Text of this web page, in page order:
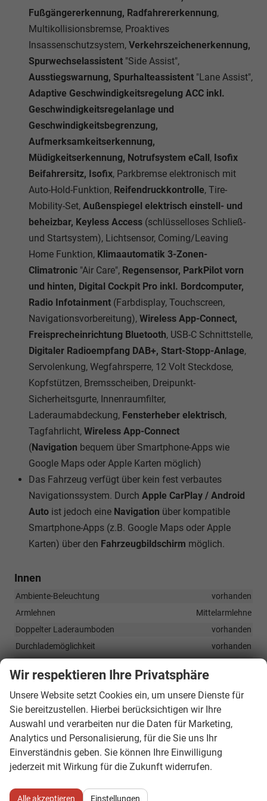
Fußgängererkennung, Radfahrererkennung,
Multikollisionsbremse, Proaktives
Insassenschutzsystem, Verkehrszeichenerkennung,
Spurwechselassistent "Side Assist",
Ausstiegswarnung, Spurhalteassistent "Lane Assist",
Adaptive Geschwindigkeitsregelung ACC inkl.
Geschwindigkeitsregelanlage und
Geschwindigkeitsbegrenzung,
Aufmerksamkeitserkennung,
Müdigkeitserkennung, Notrufsystem eCall, Isofix
Beifahrersitz, Isofix, Parkbremse elektronisch mit
Auto-Hold-Funktion, Reifendruckkontrolle, Tire-
Mobility-Set, Außenspiegel elektrisch einstell- und
beheizbar, Keyless Access (schlüsselloses Schließ-
und Startsystem), Lichtsensor, Coming/Leaving
Home Funktion, Klimaautomatik 3-Zonen-
Climatronic "Air Care", Regensensor, ParkPilot vorn
und hinten, Digital Cockpit Pro inkl. Bordcomputer,
Radio Infotainment (Farbdisplay, Touchscreen,
Navigationsvorbereitung), Wireless App-Connect,
Freisprecheinrichtung Bluetooth, USB-C Schnittstelle,
Digitaler Radioempfang DAB+, Start-Stopp-Anlage,
Servolenkung, Wegfahrsperre, 12 Volt Steckdose,
Kopfstützen, Bremsscheiben, Dreipunkt-
Sicherheitsgurte, Innenraumfilter,
Laderaumabdeckung, Fensterheber elektrisch,
Tagfahrlicht, Wireless App-Connect
(Navigation bequem über Smartphone-Apps wie
Google Maps oder Apple Karten möglich)
Das Fahrzeug verfügt über kein fest verbautes
Navigationssystem. Durch Apple CarPlay / Android
Auto ist jedoch eine Navigation über kompatible
Smartphone-Apps (z.B. Google Maps oder Apple
Karten) über den Fahrzeugbildschirm möglich.
Innen
Ambiente-Beleuchtung
vorhanden
Armlehnen
Mittelarmlehne
Doppelter Laderaumboden
vorhanden
Durchlademöglichkeit
vorhanden
Innenraumfilter
Klimatisierung
Klimaautomatik, Klimaanlage hinten, 3-Zonen-Klimaautomatik
Laderaumabdeckung
vorhanden
Lenkrad
in Leder, höhenverstellbar, mit Multifunktionen, mit
Lenkradheizung, mit Schaltwippen
Isofix (Kindersitzbefestigung), Sitzbank hinten verschiebbar,
Wir respektieren Ihre Privatsphäre
Unsere Website setzt Cookies ein, um unsere Dienste für
Sie bereitzustellen. Hierbei berücksichtigen wir Ihre
Auswahl und verarbeiten nur die Daten für Marketing,
Analytics und Personalisierung, für die Sie uns Ihr
Einverständnis geben. Sie können Ihre Einwilligung
jederzeit mit Wirkung für die Zukunft widerrufen.
Alle akzeptieren Einstellungen